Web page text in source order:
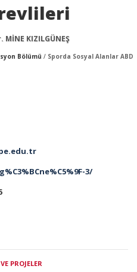
MİNE KIZILGÜNEŞ
Bölümü / Sporda Sosyal Alanlar ABD
3/
PROJELER